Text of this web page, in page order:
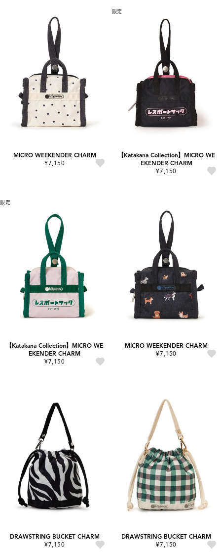
MICRO WEEKENDER CHARM
¥7,150
限定
【Katakana Collection】MICRO WE
EKENDER CHARM
¥7,150
限定
【Katakana Collection】MICRO WE
EKENDER CHARM
¥7,150
MICRO WEEKENDER CHARM
¥7,150
DRAWSTRING BUCKET CHARM
¥7,150
DRAWSTRING BUCKET CHARM
¥7,150